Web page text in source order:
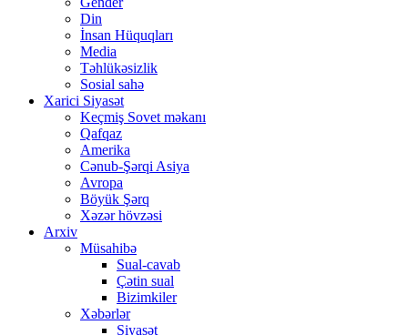
Din
İnsan Hüquqları
Media
Təhlükəsizlik
Sosial sahə
Xarici Siyasət
Keçmiş Sovet məkanı
Qafqaz
Amerika
Cənub-Şərqi Asiya
Avropa
Böyük Şərq
Xəzər hövzəsi
Arxiv
Müsahibə
Sual-cavab
Çətin sual
Bizimkiler
Xəbərlər
Siyasət